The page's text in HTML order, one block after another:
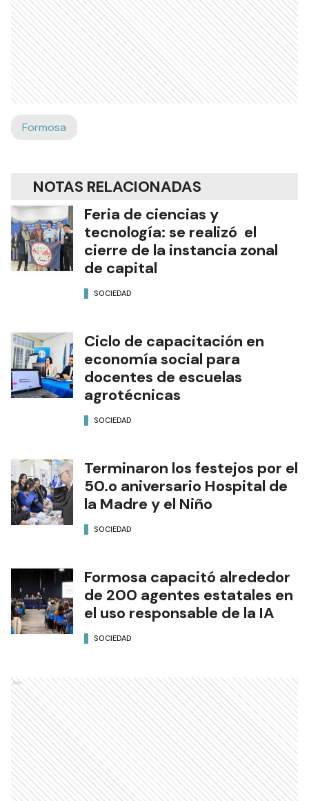
Formosa
NOTAS RELACIONADAS
Feria de ciencias y
tecnología: se realizó el
cierre de la instancia zonal
de capital
SOCIEDAD
Ciclo de capacitación en
economía social para
docentes de escuelas
agrotécnicas
SOCIEDAD
Terminaron los festejos por el
50.o aniversario Hospital de
la Madre y el Niño
SOCIEDAD
Formosa capacitó alrededor
de 200 agentes estatales en
el uso responsable de la IA
SOCIEDAD
Ads